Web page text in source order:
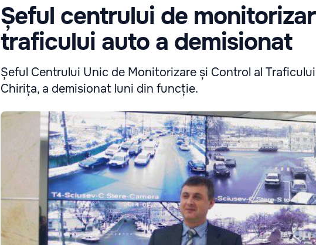
Șeful centrului de
traficului auto a demisionat
Șeful Centrului Unic de Monitorizare și Control al Traficului
Chirița, a demisionat luni din funcție.